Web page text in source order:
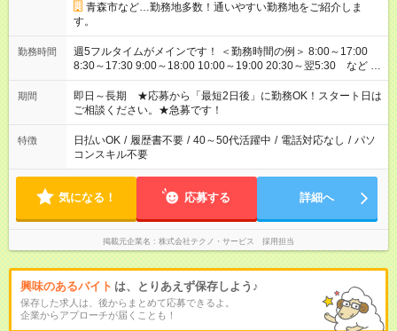
青森市など…勤務地多数！通いやすい勤務地をご紹介しま
す。
勤務時間
週5フルタイムがメインです！ ＜勤務時間の例＞ 8:00～17:00
8:30～17:30 9:00～18:00 10:00～19:00 20:30～翌5:30 など ★
その他にも勤務時間多数！ 日勤のみ、残業なし、交替制など
ご希望を教えてください！
期間
即日～長期 ★応募から「最短2日後」に勤務OK！スタート日は
ご相談ください。★急募です！
特徴 日払いOK / 履歴書不要 / 40～50代活躍中 / 電話対応なし / パソ
コンスキル不要
気になる！ 応募する 詳細へ
掲載元企業名 株式会社テクノ・サービス 採用担当
興味のあるバイト は、とりあえず保存しよう♪
保存した求人は、後からまとめて応募できるよ。
企業からアプローチが届くことも！